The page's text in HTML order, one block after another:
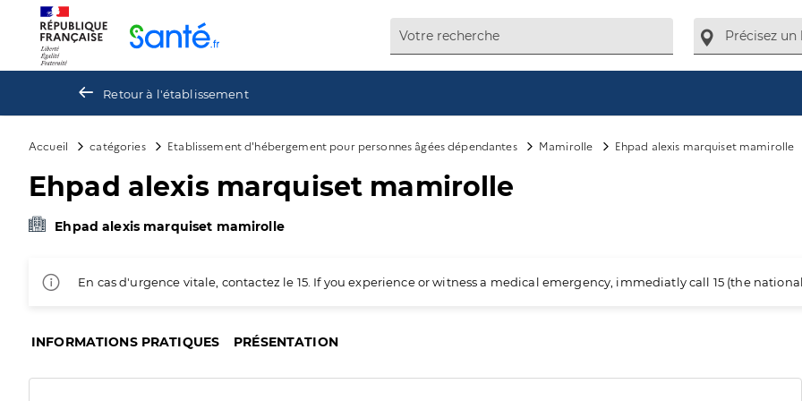
Retour à l'établissement
Accueil catégories Etablissement d'hébergement pour personnes âgées dépendantes Mamirolle Ehpad alexis marquiset mamirolle
Ehpad alexis marquiset mamirolle
Ehpad alexis marquiset mamirolle
En cas d'urgence vitale, contactez le 15. If you experience or witness a medical emergency, immediatly call 15 (the
INFORMATIONS PRATIQUES PRÉSENTATION
Panneau de gestion des cookies